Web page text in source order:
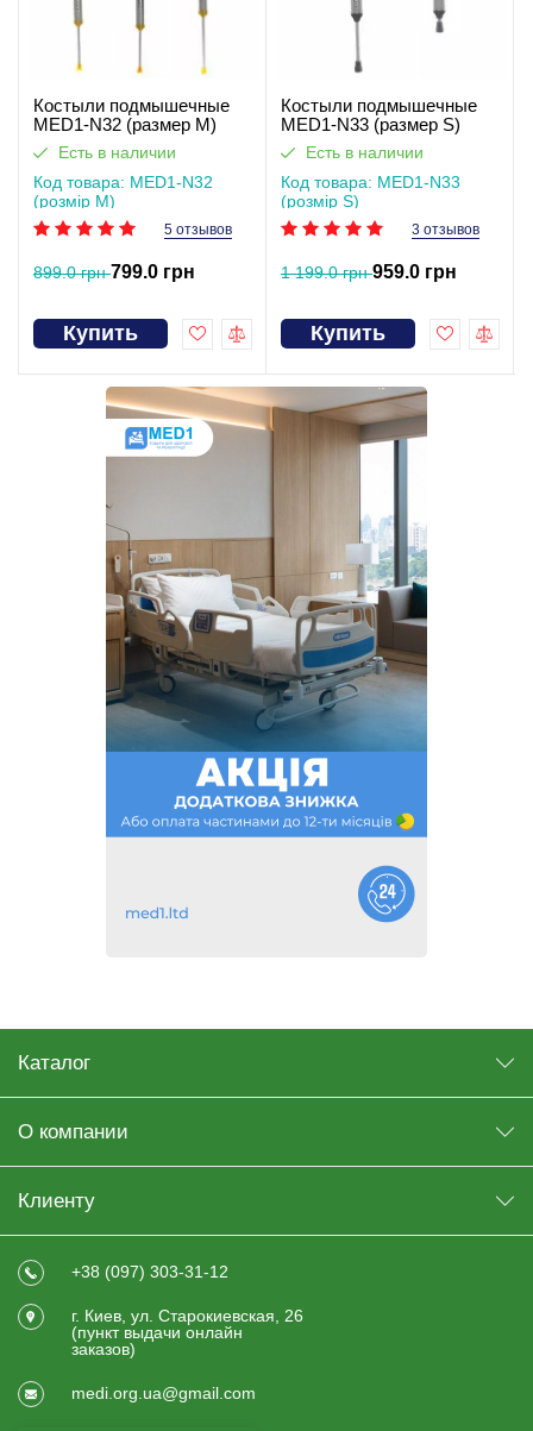
Костыли подмышечные
MED1-N32 (размер M)
Есть в наличии
Код товара: MED1-N32
(розмір M)
5 отзывов
899.0 грн799.0 грн
Купить
Костыли подмышечные
MED1-N33 (размер S)
Есть в наличии
Код товара: MED1-N33
(розмір S)
3 отзывов
1 199.0 грн959.0 грн
Купить
Каталог
О компании
Клиенту
+38 (097) 303-31-12
г. Киев, ул. Старокиевская, 26
(пункт выдачи онлайн
заказов)
medi.org.ua@gmail.com